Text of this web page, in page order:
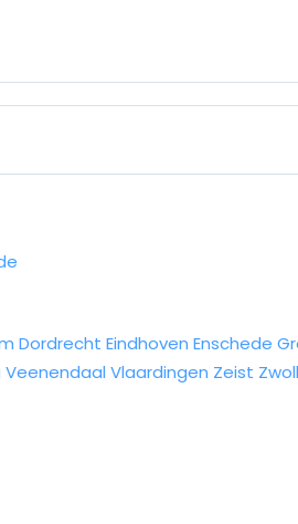
Dordrecht Eindhoven Enschede
Veenendaal Vlaardingen Zeist